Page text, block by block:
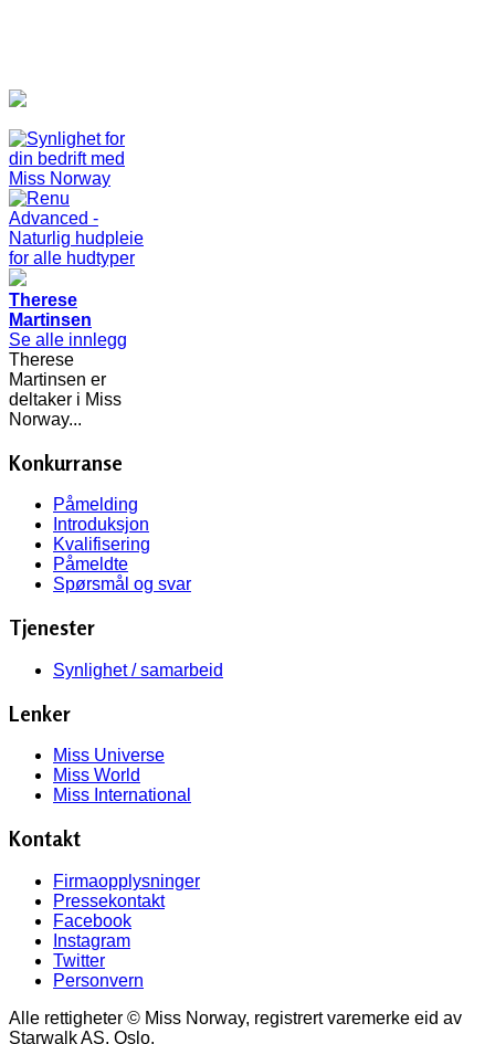
Therese
Martinsen
Se alle innlegg
Therese
Martinsen er
deltaker i Miss
Norway...
Konkurranse
Påmelding
Introduksjon
Kvalifisering
Påmeldte
Spørsmål og svar
Tjenester
Synlighet / samarbeid
Lenker
Miss Universe
Miss World
Miss International
Kontakt
Firmaopplysninger
Pressekontakt
Facebook
Instagram
Twitter
Personvern
Alle rettigheter © Miss Norway, registrert varemerke eid av
Starwalk AS, Oslo.